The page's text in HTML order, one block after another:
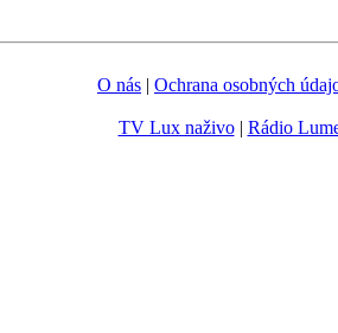
O nás | Ochrana osobných
TV Lux naživo| Rádio